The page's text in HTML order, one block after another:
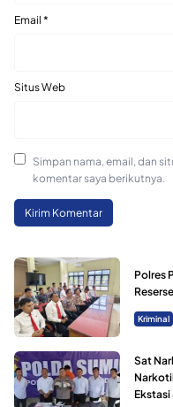
Email *
Situs Web
Simpan nama, email, dan
komentar saya berikutnya.
Polres
Kriminal
Sat
Ekstasi